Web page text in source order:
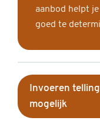
aanbod helpt
goed te
Invoeren
mogelijk